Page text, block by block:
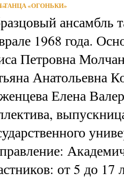
«ОГОНЬКИ»
ансамбль
1968 года.
Петровна
Анатольевна
Елена
от 5 до